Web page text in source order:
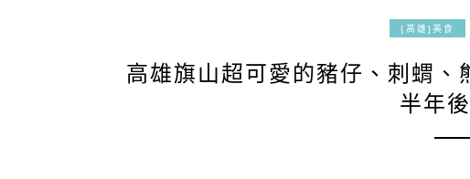
[高雄]美食
高雄旗山超可愛的豬仔、刺蝟、
半年